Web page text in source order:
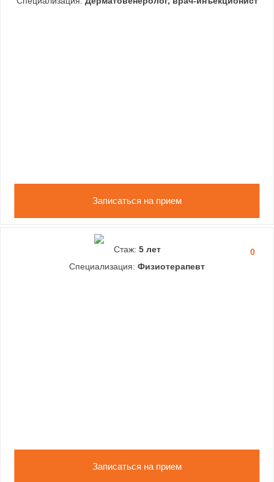
Записаться на прием
0
Стаж: 5 лет
Специализация: Физиотерапевт
Записаться на прием